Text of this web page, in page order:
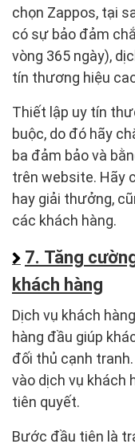
chọn Zappos, tại
có sự bảo đảm
vòng 365 ngày),
tín thương hiệu
Thiết lập uy tín
buộc, do đó hãy
ba đảm bảo và
trên website. Hãy
hay giải thưởng,
các khách hàng.
7. Tăng
khách hàng
Dịch vụ khách
hàng đầu giúp
đối thủ cạnh
vào dịch vụ khách
tiên quyết.
Bước đầu tiên là